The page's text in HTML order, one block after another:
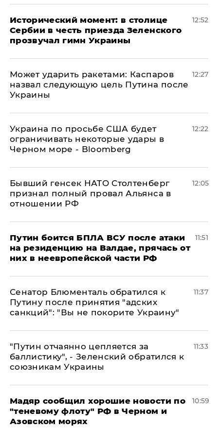
Исторический момент: в столице
Сербии в честь приезда Зеленского
прозвучал гимн Украины
12:52
Может ударить ракетами: Каспаров
назвал следующую цель Путина после
Украины
12:27
Украина по просьбе США будет
ограничивать некоторые удары в
Черном море - Bloomberg
12:22
Бывший генсек НАТО Столтенберг
признал полный провал Альянса в
отношении РФ
12:05
Путин боится БПЛА ВСУ после атаки
на резиденцию на Валдае, прячась от
них в неевропейской части РФ
11:51
Сенатор Блюменталь обратился к
Путину после принятия "адских
санкций": "Вы не покорите Украину"
11:37
"Путин отчаянно цепляется за
баллистику", - Зеленский обратился к
союзникам Украины
11:33
Мадяр сообщил хорошие новости по
"теневому флоту" РФ в Черном и
Азовском морях
10:59